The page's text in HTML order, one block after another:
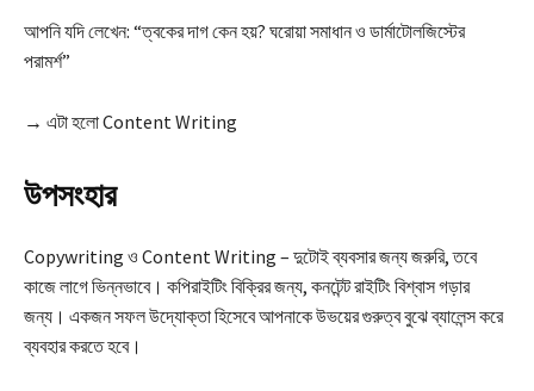
আপনি যদি লেখেন: “ত্বকের দাগ কেন হয়? ঘরোয়া সমাধান ও ডার্মাটোলজিস্টের
পরামর্শ”
→ এটা হলো Content Writing
উপসংহার
Copywriting ও Content Writing – দুটোই ব্যবসার জন্য জরুরি, তবে
কাজে লাগে ভিন্নভাবে। কপিরাইটিং বিক্রির জন্য, কনটেন্ট রাইটিং বিশ্বাস গড়ার
জন্য। একজন সফল উদ্যোক্তা হিসেবে আপনাকে উভয়ের গুরুত্ব বুঝে ব্যালেন্স করে
ব্যবহার করতে হবে।